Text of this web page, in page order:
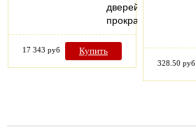
дверей
прокрашивается…
17 343 руб Купить
328.50 руб